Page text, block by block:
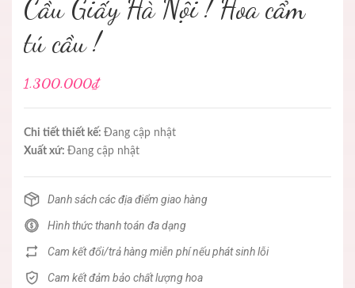
Cầu Giấy Hà Nội ! Hoa cẩm
tú cầu !
1.300.000₫
Chi tiết thiết kế: Đang cập nhật
Xuất xứ: Đang cập nhật
Danh sách các địa điểm giao hàng
Hình thức thanh toán đa dạng
Cam kết đổi/trả hàng miễn phí nếu phát sinh lỗi
Cam kết đảm bảo chất lượng hoa